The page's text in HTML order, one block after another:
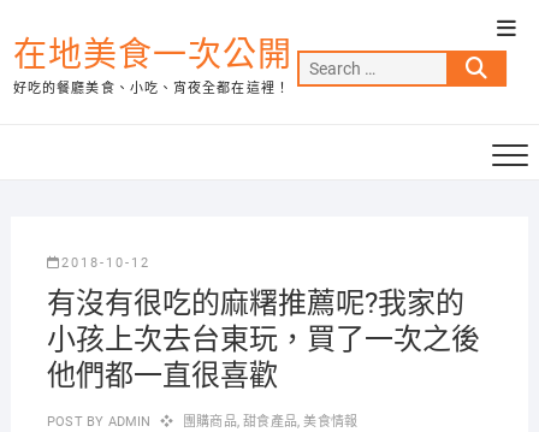
to
content
在地美食一次公開
好吃的餐廳美食、小吃、宵夜全都在這裡！
Search
…
2018-10-12
有沒有很吃的麻糬推薦呢?我家的
小孩上次去台東玩，買了一次之後
他們都一直很喜歡
POST BY ADMIN 團購商品,甜食產品,美食情報